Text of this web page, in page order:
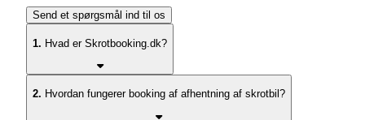
Send et spørgsmål ind til os
1. Hvad er Skrotbooking.dk?
2. Hvordan fungerer booking af afhentning af skrotbil?